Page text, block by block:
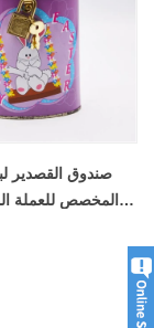
صندوق القصدير
المخصص للعملة